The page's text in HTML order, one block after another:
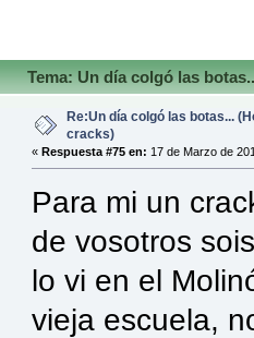
Tema: Un día colgó las
Re:Un día colgó las botas...
cracks)
«Respuesta #75 en: 17 de Marzo de
Para mi un
de vosotros
lo vi en el
vieja escuela,